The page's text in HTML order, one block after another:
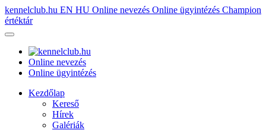
kennelclub.hu EN HU Online nevezés Online ügyintézés Champion
értéktár
Online nevezés
Online ügyintézés
Kezdőlap
Kereső
Hírek
Galériák